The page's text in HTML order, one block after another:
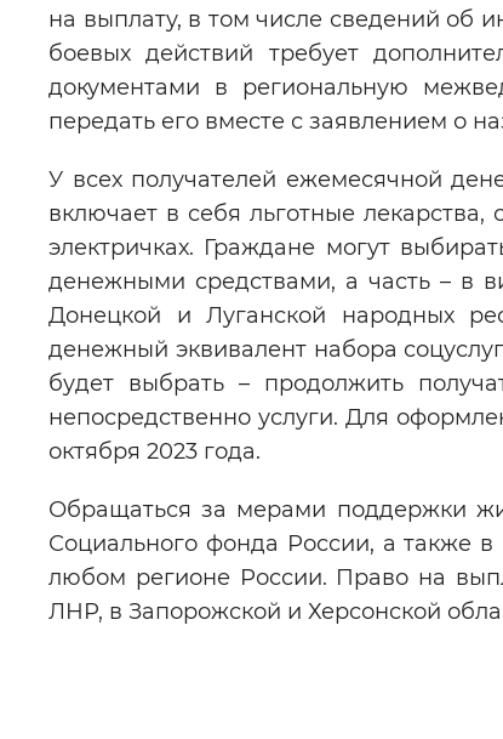
на выплату, в том числе сведений об
боевых действий требует
документами в региональную
передать его вместе с заявлением о
У всех получателей ежемесячной
включает в себя льготные
электричках. Граждане могут
денежными средствами, а часть – в
Донецкой и Луганской народных
денежный эквивалент набора
будет выбрать – продолжить
непосредственно услуги. Для
октября 2023 года.
Обращаться за мерами поддержки
Социального фонда России, а
любом регионе России. Право на
ЛНР, в Запорожской и Херсонской